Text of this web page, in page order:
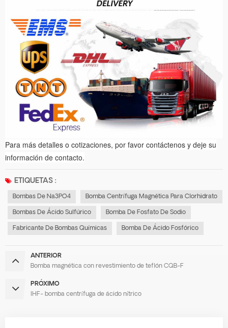
Para más detalles o cotizaciones, por favor contáctenos y deje su
información de contacto.
ETIQUETAS :
Bombas De Na3PO4 Bomba Centrífuga Magnética Para Clorhidrato
Bombas De Ácido Sulfúrico Bomba De Fosfato De Sodio
Fabricante De Bombas Químicas Bomba De Ácido Fosfórico
ANTERIOR
Bomba magnética con revestimiento de teflón CQB-F
PRÓXIMO
IHF- bomba centrífuga de ácido nítrico